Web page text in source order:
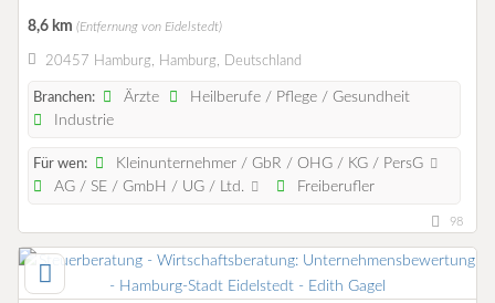
8,6 km (Entfernung von Eidelstedt)
20457 Hamburg, Hamburg, Deutschland
Branchen: Ärzte
Heilberufe / Pflege / Gesundheit
Industrie
Für wen:
Kleinunternehmer / GbR / OHG / KG / PersG
AG / SE / GmbH / UG / Ltd.
Freiberufler
98